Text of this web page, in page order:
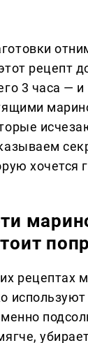
рецепт
3 часа — и
хочется
рецептах